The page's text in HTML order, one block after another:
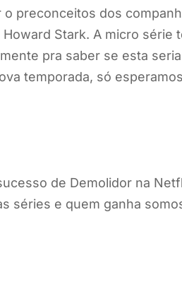
preconceitos dos
Stark. A micro série
pra saber se esta
temporada, só
de Demolidor na
séries e quem ganha